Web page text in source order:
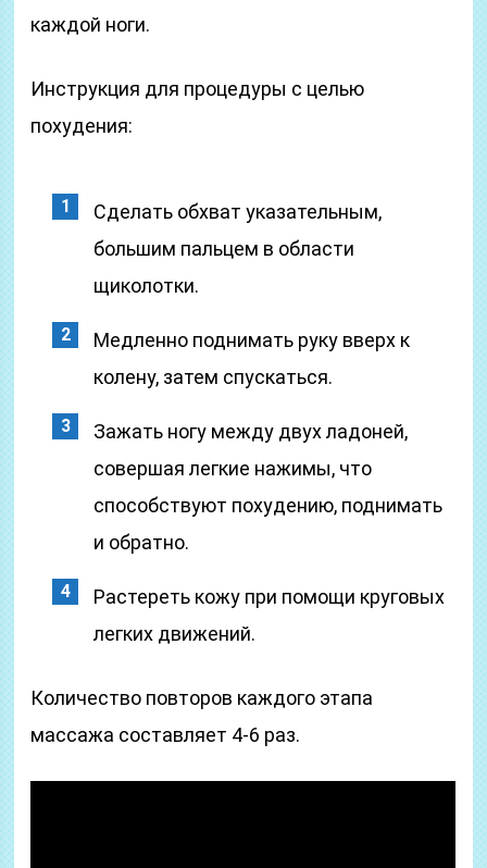
каждой ноги.
Инструкция для процедуры с целью
похудения:
Сделать обхват указательным,
большим пальцем в области
щиколотки.
Медленно поднимать руку вверх к
колену, затем спускаться.
Зажать ногу между двух ладоней,
совершая легкие нажимы, что
способствуют похудению, поднимать
и обратно.
Растереть кожу при помощи круговых
легких движений.
Количество повторов каждого этапа
массажа составляет 4-6 раз.